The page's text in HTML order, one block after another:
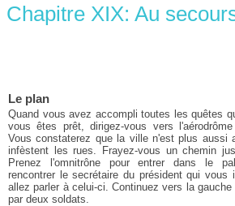
Final Fantasy X
Final Fantasy XIII
Final Fantasy XIII-2
Final Fantasy XIV
Chapitre XIX: Au
Le plan
Quand vous avez accompli toutes les quêtes
vous êtes prêt, dirigez-vous vers
Vous constaterez que la ville n'est plus aussi
infèstent les rues. Frayez-vous un chemin
Prenez l'omnitrône pour entrer dans le
rencontrer le secrétaire du président qui vous
allez parler à celui-ci. Continuez vers la
par deux soldats.